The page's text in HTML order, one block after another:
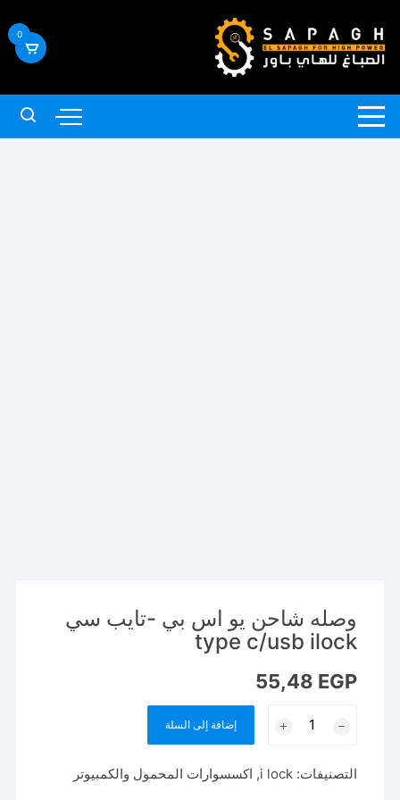
إلى
المحتوى
0
وصله شاحن يو اس بي -تايب سي
type c/usb ilock
55,48 EGP
يو
إضافة إلى السلة
التصنيفات:i lock
, اكسسوارات المحمول والكمبيوتر